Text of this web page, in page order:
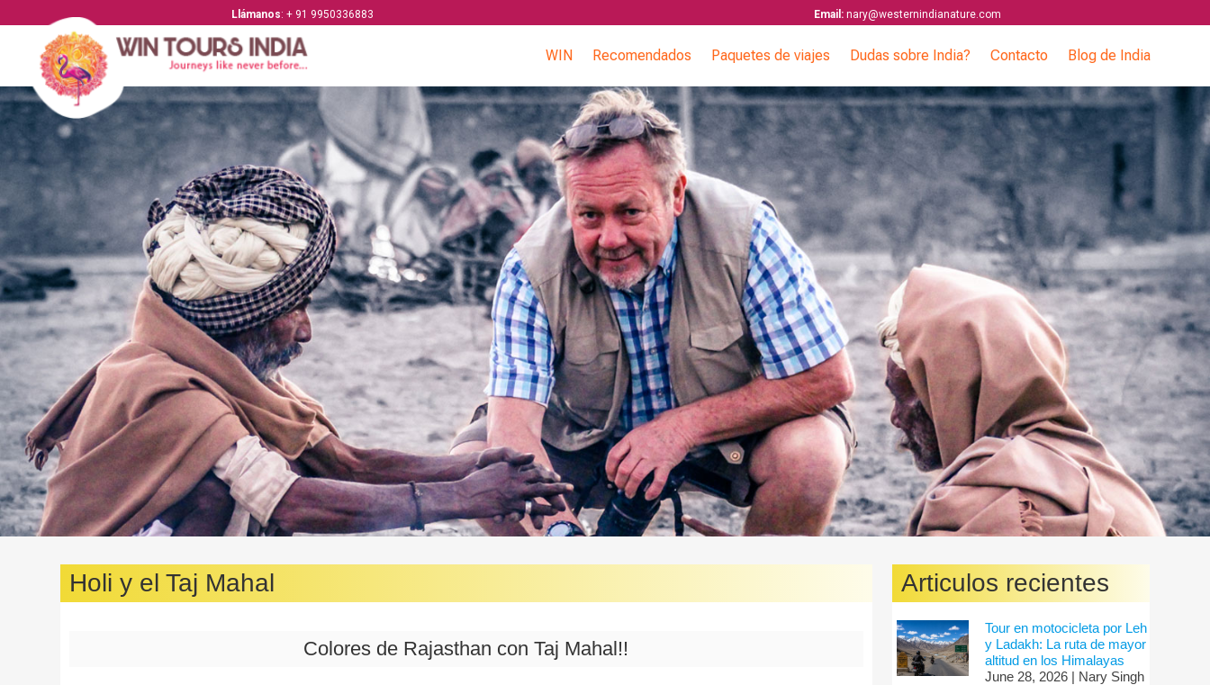
Llámanos: + 91 9950336883 Email: nary@westernindianature.com
WIN Recomendados Paquetes de viajes Dudas sobre India? Contacto Blog de India
Holi y el Taj Mahal
Colores de Rajasthan con Taj Mahal!!
Articulos recientes
Tour en motocicleta por Leh
y Ladakh: La ruta de mayor
altitud en los Himalayas
June 28, 2026 | Nary Singh